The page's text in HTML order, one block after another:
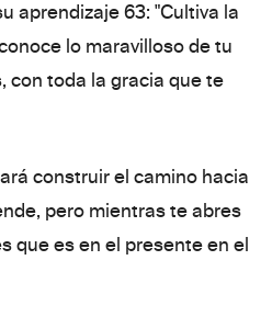
aprendizaje 63: "Cultiva la
lo maravilloso de tu
con toda la gracia que te
construir el camino hacia
pero mientras te abres
que es en el presente en el